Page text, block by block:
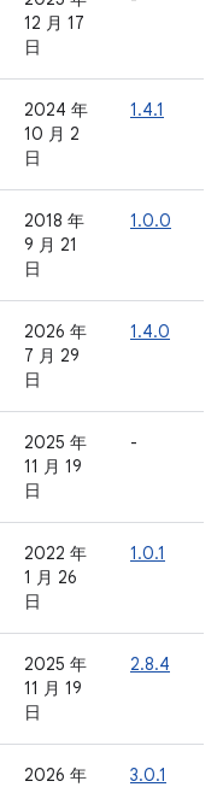
12 月 17
日
2024 年
10 月 2
日
1.4.1
2018 年
9 月 21
日
1.0.0
2026 年
7 月 29
日
1.4.0
2025 年
11 月 19
日
-
2022 年
1 月 26
日
1.0.1
2025 年
11 月 19
日
2.8.4
2026 年
3.0.1